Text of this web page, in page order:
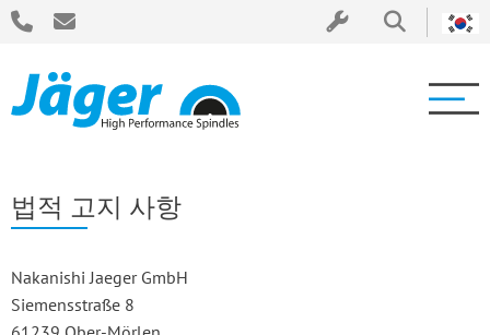
법적 고지 사항
Nakanishi Jaeger GmbH
Siemensstraße 8